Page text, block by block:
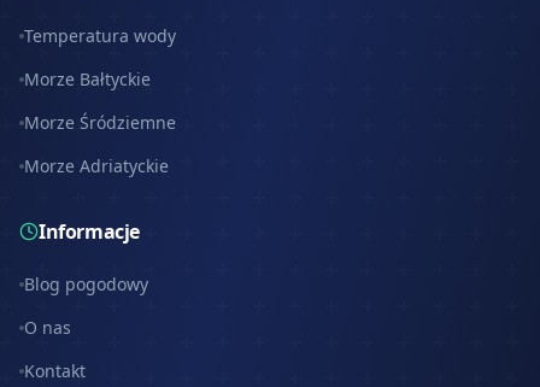
Temperatura wody
Morze Bałtyckie
Morze Śródziemne
Morze Adriatyckie
Informacje
Blog pogodowy
O nas
Kontakt